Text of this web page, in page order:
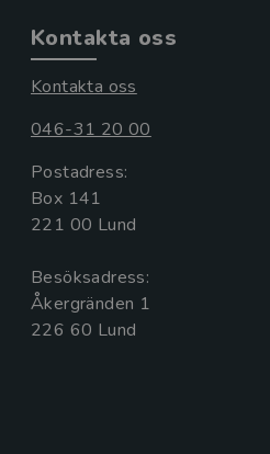
Kontakta oss
Kontakta oss
046-31 20 00
Postadress:
Box 141
221 00 Lund
Besöksadress:
Åkergränden 1